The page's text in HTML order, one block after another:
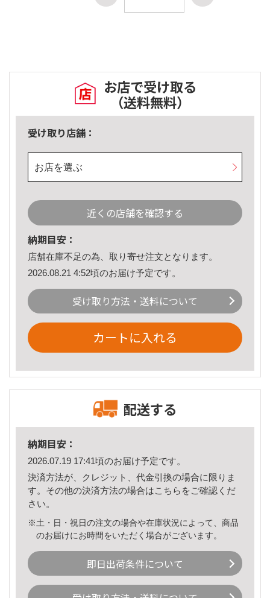
お店で受け取る
（送料無料）
受け取り店舗：
お店を選ぶ
近くの店舗を確認する
納期目安：
店舗在庫不足の為、取り寄せ注文となります。
2026.08.21 4:52頃のお届け予定です。
受け取り方法・送料について
カートに入れる
配送する
納期目安：
2026.07.19 17:41頃のお届け予定です。
決済方法が、クレジット、代金引換の場合に限りま
す。その他の決済方法の場合はこちら をご確認くだ
さい。
※土・日・祝日の注文の場合や在庫状況によって、商品
のお届けにお時間をいただく場合がございます。
即日出荷条件について